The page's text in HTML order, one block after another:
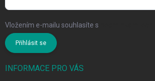
Vložením e-mailu souhlasíte s
Přihlásit se
INFORMACE PRO VÁS